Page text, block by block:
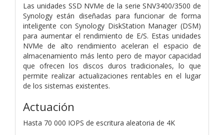
Las unidades SSD NVMe de la serie SNV3400/3500 de
Synology están diseñadas para funcionar de forma
inteligente con Synology DiskStation Manager (DSM)
para aumentar el rendimiento de E/S. Estas unidades
NVMe de alto rendimiento aceleran el espacio de
almacenamiento más lento pero de mayor capacidad
que ofrecen los discos duros tradicionales, lo que
permite realizar actualizaciones rentables en el lugar
de los sistemas existentes.
Actuación
Hasta 70 000 IOPS de escritura aleatoria de 4K